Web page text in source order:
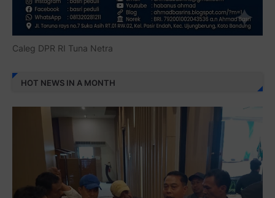
Caleg DPR RI Tuna Netra
HOT NEWS IN A MONTH